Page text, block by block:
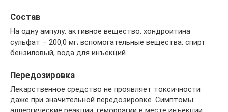
Состав
На одну ампулу: активное вещество: хондроитина
сульфат − 200,0 мг; вспомогательные вещества: спирт
бензиловый, вода для инъекций.
Передозировка
Лекарственное средство не проявляет токсичности
даже при значительной передозировке. Симптомы: